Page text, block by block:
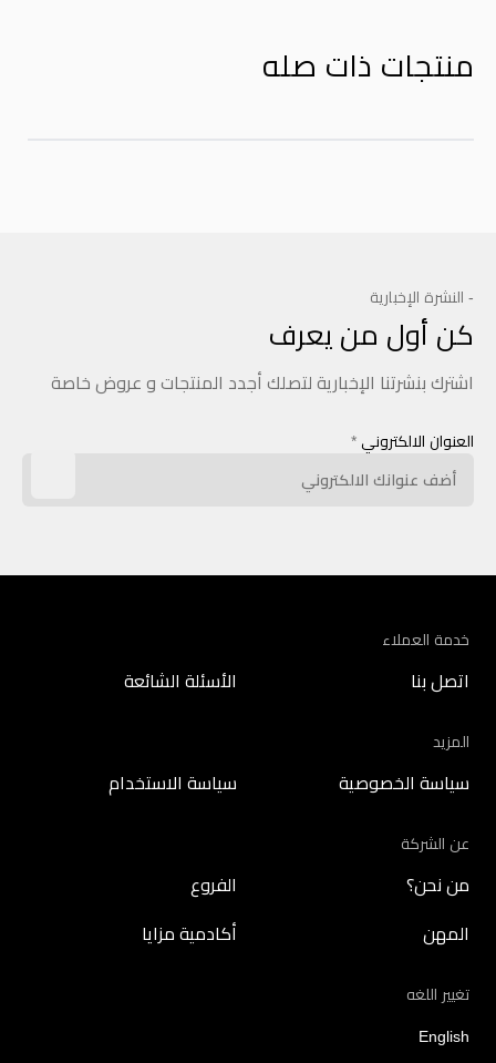
منتجات ذات صله
- النشرة الإخبارية
كن أول من يعرف
اشترك بنشرتنا الإخبارية لتصلك أجدد المنتجات و عروض خاصة
العنوان الالكتروني *
خدمة العملاء
اتصل بنا الأسئلة الشائعة
المزيد
سياسة الخصوصية سياسة الاستخدام
عن الشركة
من نحن؟ الفروع
المهن أكادمية مزايا
تغيير اللغه
English